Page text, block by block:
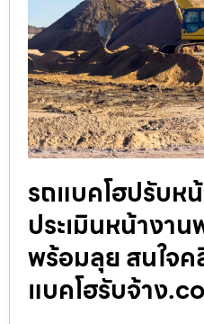
รถแบคโฮปรับห
ประเมินหน้างาน
พร้อมลุย สนใจ
แบคโฮรับจ้าง